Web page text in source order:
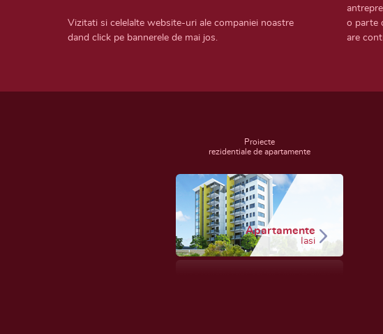
Vizitati si celelalte website-uri ale companiei noastre
dand click pe bannerele de mai jos.
o parte
are
Proiecte
rezidentiale de apartamente
Apartamente
Iasi